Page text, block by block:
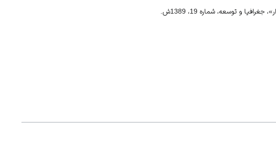
و توسعه، شماره 19، 1389ش.